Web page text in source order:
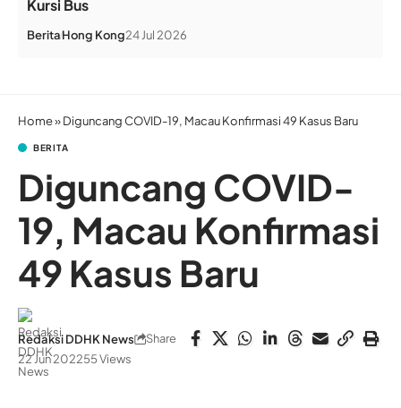
Kursi Bus
BeritaHong Kong24 Jul 2026
Home»Diguncang COVID-19, Macau Konfirmasi 49 Kasus Baru
BERITA
Diguncang COVID-
19, Macau Konfirmasi
49 Kasus Baru
Redaksi DDHK News
22 Jun 202255 Views
Share